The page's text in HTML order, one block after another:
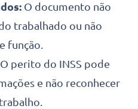
O documento não
trabalhado ou não
função.
O perito do INSS pode
e não reconhecer